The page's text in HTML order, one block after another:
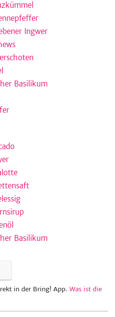
Ingwer
Basilikum
Basilikum
in der Bring! App. Was ist die